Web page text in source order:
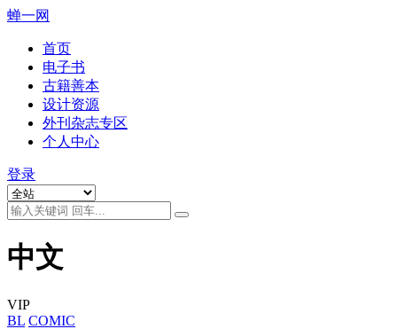
蝉一网
首页
电子书
古籍善本
设计资源
外刊杂志专区
个人中心
登录
中文
VIP
BL COMIC